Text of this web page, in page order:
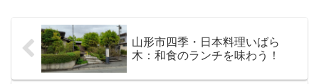
山形市四季・日本料理いばら
木：和食のランチを味わう！